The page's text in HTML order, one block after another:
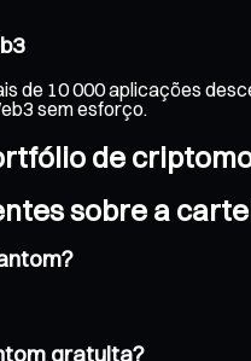
de 10 000 aplicações
sem esforço.
de
sobre a
gratuita?